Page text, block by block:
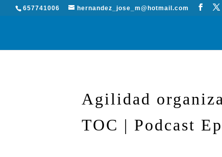
657741006 hernandez_jose_m@hotmail.com
Agilidad
TOC | Podcast